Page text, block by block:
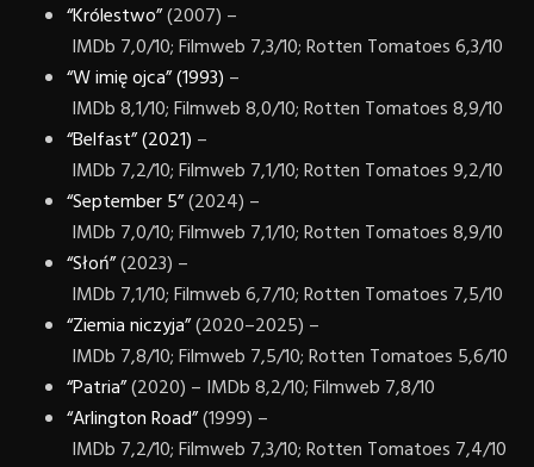
“Królestwo”(2007) –
IMDb 7,0/10; Filmweb 7,3/10; Rotten Tomatoes 6,3/10
“W imię ojca” (1993) –
IMDb 8,1/10; Filmweb 8,0/10; Rotten Tomatoes 8,9/10
“Belfast” (2021) –
IMDb 7,2/10; Filmweb 7,1/10; Rotten Tomatoes 9,2/10
“September 5”(2024) –
IMDb 7,0/10; Filmweb 7,1/10; Rotten Tomatoes 8,9/10
“Słoń”(2023) –
IMDb 7,1/10; Filmweb 6,7/10; Rotten Tomatoes 7,5/10
“Ziemia niczyja”(2020–2025) –
IMDb 7,8/10; Filmweb 7,5/10; Rotten Tomatoes 5,6/10
“Patria”(2020) – IMDb 8,2/10; Filmweb 7,8/10
“Arlington Road”(1999) –
IMDb 7,2/10; Filmweb 7,3/10; Rotten Tomatoes 7,4/10